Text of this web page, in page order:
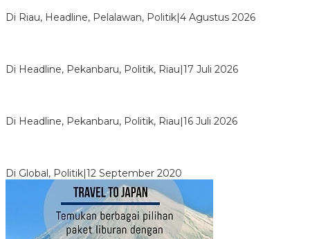
Di Riau, Headline, Pelalawan, Politik|4 Agustus 2026
Di Headline, Pekanbaru, Politik, Riau|17 Juli 2026
Di Headline, Pekanbaru, Politik, Riau|16 Juli 2026
Di Global, Politik|12 September 2020